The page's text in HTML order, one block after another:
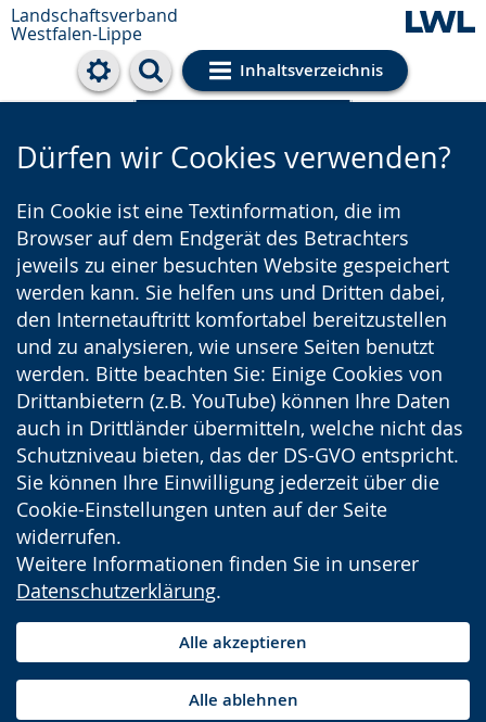
Landschaftsverband
Westfalen-Lippe
Inhaltsverzeichnis
Cookie-Einstellungen
Dürfen wir Cookies verwenden?
Ein Cookie ist eine Textinformation, die im
Browser auf dem Endgerät des Betrachters
jeweils zu einer besuchten Website gespeichert
werden kann. Sie helfen uns und Dritten dabei,
den Internetauftritt komfortabel bereitzustellen
und zu analysieren, wie unsere Seiten benutzt
werden. Bitte beachten Sie: Einige Cookies von
Drittanbietern (z.B. YouTube) können Ihre Daten
auch in Drittländer übermitteln, welche nicht das
Schutzniveau bieten, das der DS-GVO entspricht.
Sie können Ihre Einwilligung jederzeit über die
Cookie-Einstellungen unten auf der Seite
widerrufen.
Weitere Informationen finden Sie in unserer
Datenschutzerklärung.
Alle akzeptieren
Alle ablehnen